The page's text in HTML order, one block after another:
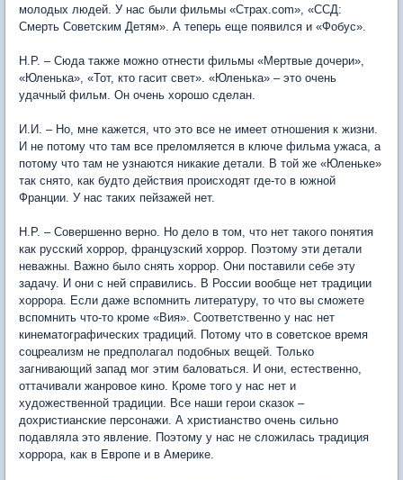
молодых людей. У нас были фильмы «Страх.com», «ССД:
Смерть Советским Детям». А теперь еще появился и «Фобус».
Н.Р. – Сюда также можно отнести фильмы «Мертвые дочери»,
«Юленька», «Тот, кто гасит свет». «Юленька» – это очень
удачный фильм. Он очень хорошо сделан.
И.И. – Но, мне кажется, что это все не имеет отношения к жизни.
И не потому что там все преломляется в ключе фильма ужаса, а
потому что там не узнаются никакие детали. В той же «Юленьке»
так снято, как будто действия происходят где-то в южной
Франции. У нас таких пейзажей нет.
Н.Р. – Совершенно верно. Но дело в том, что нет такого понятия
как русский хоррор, французский хоррор. Поэтому эти детали
неважны. Важно было снять хоррор. Они поставили себе эту
задачу. И они с ней справились. В России вообще нет традиции
хоррора. Если даже вспомнить литературу, то что вы сможете
вспомнить что-то кроме «Вия». Соответственно у нас нет
кинематографических традиций. Потому что в советское время
соцреализм не предполагал подобных вещей. Только
загнивающий запад мог этим баловаться. И они, естественно,
оттачивали жанровое кино. Кроме того у нас нет и
художественной традиции. Все наши герои сказок –
дохристианские персонажи. А христианство очень сильно
подавляла это явление. Поэтому у нас не сложилась традиция
хоррора, как в Европе и в Америке.